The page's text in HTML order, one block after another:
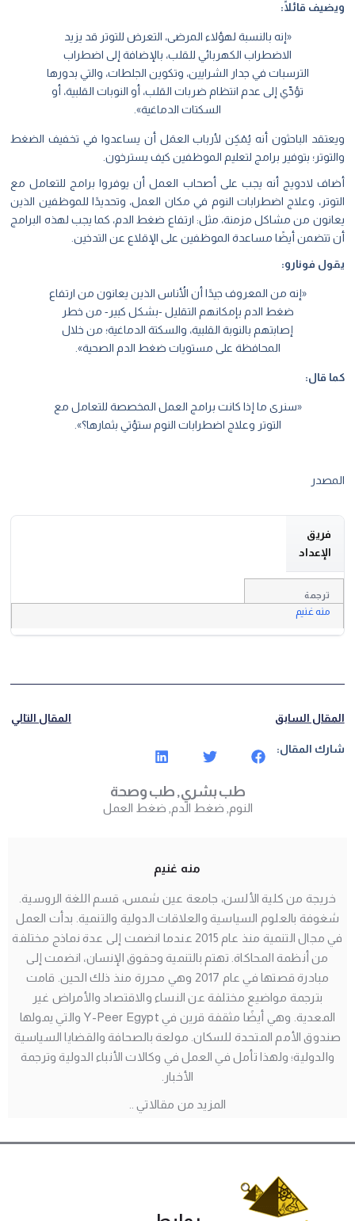
ويضيف قائلًا:
«إنه بالنسبة لهؤلاء المرضى، التعرض للتوتر قد يزيد
الاضطراب الكهربائي للقلب، بالإضافة إلى اضطراب
الترسبات في جدار الشرايين، وتكوين الجلطات، والتي بدورها
تؤدِّي إلى عدم انتظام ضربات القلب، أو النوبات القلبية، أو
السكتات الدماغية».
ويعتقد الباحثون أنه يُمْكِن لأرباب العمَل أن يساعدوا في تخفيف الضغط
والتوتر؛ بتوفير برامج لتعليم الموظفين كيف يسترخون.
أضاف لادويج أنه يجب على أصحاب العمل أن يوفروا برامج للتعامل مع
التوتر، وعلاج اضطرابات النوم في مكان العمل، وتحديدًا للموظفين الذين
يعانون من مشاكل مزمنة، مثل: ارتفاع ضغط الدم، كما يجب لهذه البرامج
أن تتضمن أيضًا مساعدة الموظفين على الإقلاع عن التدخين.
يقول فونارو:
«إنه من المعروف جيدًا أن الأُناس الذين يعانون من ارتفاع
ضغط الدم بإمكانهم التقليل -بشكل كبير- من خطر
إصابتهم بالنوبة القلبية، والسكتة الدماغية؛ من خلال
المحافظة على مستويات ضغط الدم الصحية».
كما قال:
«سنرى ما إذا كانت برامج العمل المخصصة للتعامل مع
التوتر وعلاج اضطرابات النوم ستؤتي بثمارها؟».
المصدر
فريق
الإعداد
ترجمة
منه غنيم
المقال السابق المقال التالي
شارك المقال:
طب بشري, طب وصحة
النوم ضغط الدم ضغط العمل
منه غنيم
خريجة من كلية الألسن، جامعة عين شمس، قسم اللغة الروسية.
شغوفة بالعلوم السياسية والعلاقات الدولية والتنمية. بدأت العمل
في مجال التنمية منذ عام 2015 عندما انضمت إلى عدة نماذج مختلفة
من أنظمة المحاكاة. تهتم بالتنمية وحقوق الإنسان، انضمت إلى
مبادرة قصتها في عام 2017 وهي محررة منذ ذلك الحين. قامت
بترجمة مواضيع مختلفة عن النساء والاقتصاد والأمراض غير
المعدية. وهي أيضًا مثقفة قرين في Y-Peer Egypt والتي يمولها
صندوق الأمم المتحدة للسكان. مولعة بالصحافة والقضايا السياسية
والدولية؛ ولهذا تأمل في العمل في وكالات الأنباء الدولية وترجمة
الأخبار.
المزيد من مقالاتي ..